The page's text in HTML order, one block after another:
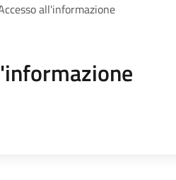
all'informazione